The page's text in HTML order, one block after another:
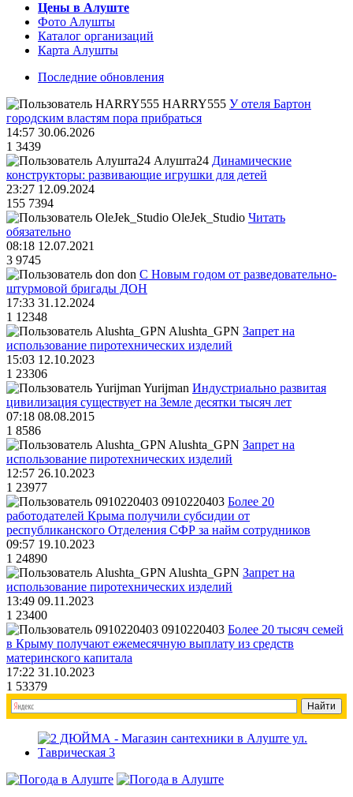
Цены в Алуште
Фото Алушты
Каталог организаций
Карта Алушты
Последние обновления
HARRY555 У отеля Бартон
городским властям пора прибраться
14:57 30.06.2026
1 3439
Алушта24 Динамические
конструкторы: развивающие игрушки для детей
23:27 12.09.2024
155 7394
OleJek_Studio Читать
обязательно
08:18 12.07.2021
3 9745
don С Новым годом от разведовательно-
штурмовой бригады ДОН
17:33 31.12.2024
1 12348
Alushta_GPN Запрет на
использование пиротехнических изделий
15:03 12.10.2023
1 23306
Yurijman Индустриально развитая
цивилизация существует на Земле десятки тысяч лет
07:18 08.08.2015
1 8586
Alushta_GPN Запрет на
использование пиротехнических изделий
12:57 26.10.2023
1 23977
0910220403 Более 20
работодателей Крыма получили субсидии от
республиканского Отделения СФР за найм сотрудников
09:57 19.10.2023
1 24890
Alushta_GPN Запрет на
использование пиротехнических изделий
13:49 09.11.2023
1 23400
0910220403 Более 20 тысяч семей
в Крыму получают ежемесячную выплату из средств
материнского капитала
17:22 31.10.2023
1 53379